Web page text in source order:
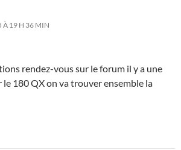
À 19 H 36 MIN
rendez-vous sur le forum il y a une
180 QX on va trouver ensemble la